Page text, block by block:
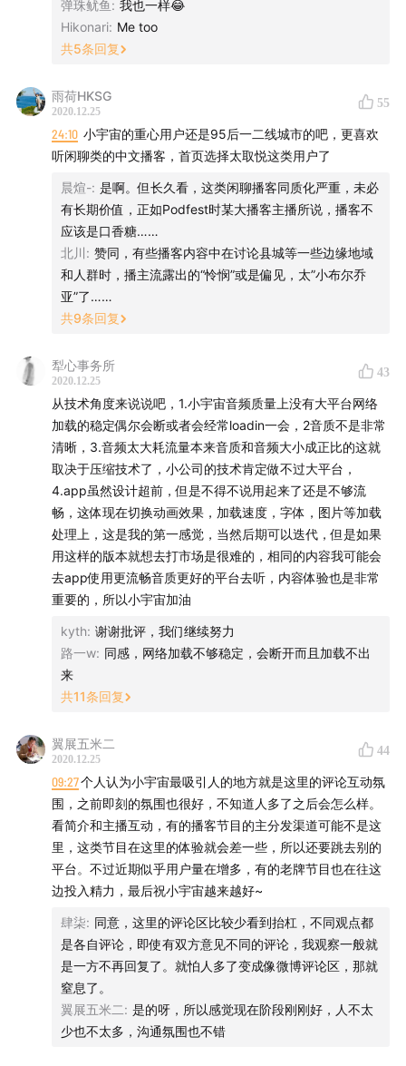
创业内幕 》粉丝群已经开通
在这里，你可以跟节目制作人/主持人直接沟通，也可以第
一时间了解到GGV线下活动动态，见到GGV纪源资本的投
资人，结交其他互联网圈子里的小伙伴。
入群方式：
1）添加微信号"c ynmxzs
"（“创业内幕小助手”首字母）为
好友，并在好友请求中标注“创业”
2）把你的全名和职称发给创业小助手
如果您想约访谈，请添加小助手微信，并附上访谈嘉宾简
介，小助手将帮您对接。
弹珠鱿鱼 : 我也一样😂
Hikonari: Me too
共5条回复
雨荷HKSG
2020.12.25
55
24:10 小宇宙的重心用户还是95后一二线城市的吧，更喜欢
听闲聊类的中文播客，首页选择太取悦这类用户了
晨煊-: 是啊。但长久看，这类闲聊播客同质化严重，未必
有长期价值，正如Podfest时某大播客主播所说，播客不
应该是口香糖……
北川: 赞同，有些播客内容中在讨论县城等一些边缘地域
和人群时，播主流露出的“怜悯”或是偏见，太”小布尔乔
亚”了……
共9条回复
犁心事务所
2020.12.25
43
从技术角度来说说吧，1.小宇宙音频质量上没有大平台网络
加载的稳定偶尔会断或者会经常loadin一会，2音质不是非常
清晰，3.音频太大耗流量本来音质和音频大小成正比的这就
取决于压缩技术了，小公司的技术肯定做不过大平台，
4.app虽然设计超前，但是不得不说用起来了还是不够流
畅，这体现在切换动画效果，加载速度，字体，图片等加载
处理上，这是我的第一感觉，当然后期可以迭代，但是如果
用这样的版本就想去打市场是很难的，相同的内容我可能会
去app使用更流畅音质更好的平台去听，内容体验也是非常
重要的，所以小宇宙加油
kyth: 谢谢批评，我们继续努力
路一w: 同感，网络加载不够稳定，会断开而且加载不出
来
共11条回复
翼展五米二
2020.12.25
44
09:27个人认为小宇宙最吸引人的地方就是这里的评论互动氛
围，之前即刻的氛围也很好，不知道人多了之后会怎么样。
看简介和主播互动，有的播客节目的主分发渠道可能不是这
里，这类节目在这里的体验就会差一些，所以还要跳去别的
平台。不过近期似乎用户量在增多，有的老牌节目也在往这
边投入精力，最后祝小宇宙越来越好~
肆柒: 同意，这里的评论区比较少看到抬杠，不同观点都
是各自评论，即使有双方意见不同的评论，我观察一般就
是一方不再回复了。就怕人多了变成像微博评论区，那就
窒息了。
翼展五米二: 是的呀，所以感觉现在阶段刚刚好，人不太
少也不太多，沟通氛围也不错